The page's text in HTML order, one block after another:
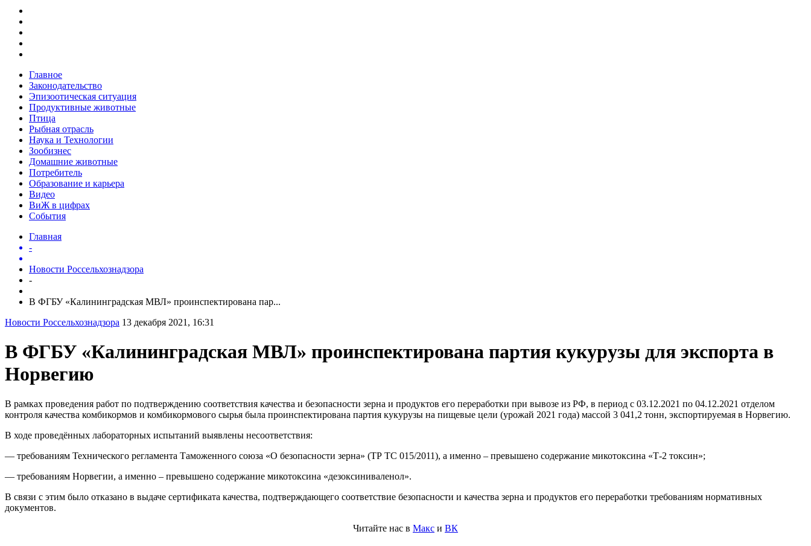
Главное
Законодательство
Эпизоотическая ситуация
Продуктивные животные
Птица
Рыбная отрасль
Наука и Технологии
Зообизнес
Домашние животные
Потребитель
Образование и карьера
Видео
ВиЖ в цифрах
События
Главная
-
Новости Россельхознадзора
-
В ФГБУ «Калининградская МВЛ» проинспектирована пар...
Новости Россельхознадзора 13 декабря 2021, 16:31
В ФГБУ «Калининградская МВЛ» проинспектирована партия кукурузы для экспорта в
Норвегию
В рамках проведения работ по подтверждению соответствия качества и безопасности зерна и продуктов его переработки при вывозе из РФ, в период с 03.12.2021 по 04.12.2021 отделом
контроля качества комбикормов и комбикормового сырья была проинспектирована партия кукурузы на пищевые цели (урожай 2021 года) массой 3 041,2 тонн, экспортируемая в Норвегию.
В ходе проведённых лабораторных испытаний выявлены несоответствия:
— требованиям Технического регламента Таможенного союза «О безопасности зерна» (ТР ТС 015/2011), а именно – превышено содержание микотоксина «Т-2 токсин»;
— требованиям Норвегии, а именно – превышено содержание микотоксина «дезоксиниваленол».
В связи с этим было отказано в выдаче сертификата качества, подтверждающего соответствие безопасности и качества зерна и продуктов его переработки требованиям нормативных
документов.
Читайте нас в Макс и ВК